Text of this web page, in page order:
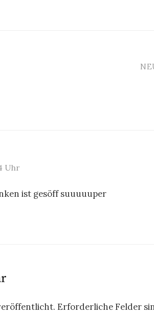
Uhr
ist gesöff suuuuuper
Erforderliche Felder